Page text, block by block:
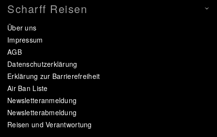
Scharff Reisen
Über uns
Impressum
AGB
Datenschutzerklärung
Erklärung zur Barrierefreiheit
Air Ban Liste
Newsletteranmeldung
Newsletterabmeldung
Reisen und Verantwortung